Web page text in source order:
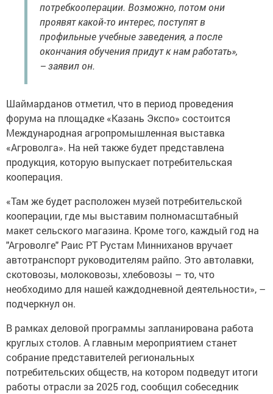
потребкооперации. Возможно, потом они
проявят какой-то интерес, поступят в
профильные учебные заведения, а после
окончания обучения придут к нам работать»,
– заявил он.
Шаймарданов отметил, что в период проведения
форума на площадке «Казань Экспо» состоится
Международная агропромышленная выставка
«Агроволга». На ней также будет представлена
продукция, которую выпускает потребительская
кооперация.
«Там же будет расположен музей потребительской
кооперации, где мы выставим полномасштабный
макет сельского магазина. Кроме того, каждый год на
"Агроволге" Раис РТ Рустам Минниханов вручает
автотранспорт руководителям райпо. Это автолавки,
скотовозы, молоковозы, хлебовозы – то, что
необходимо для нашей каждодневной деятельности», –
подчеркнул он.
В рамках деловой программы запланирована работа
круглых столов. А главным мероприятием станет
собрание представителей региональных
потребительских обществ, на котором подведут итоги
работы отрасли за 2025 год, сообщил собеседник